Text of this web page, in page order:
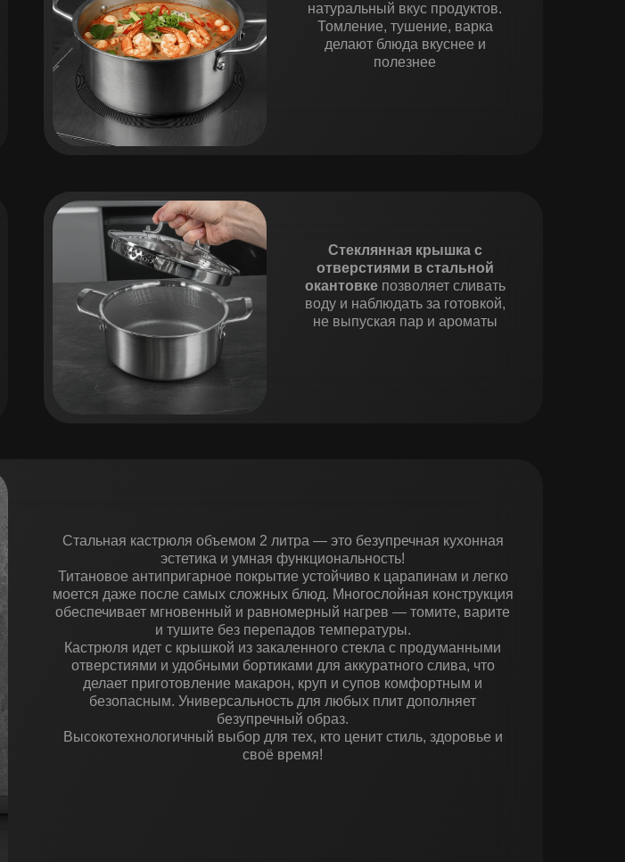
Стальная кастрюля объемом 2 литра — это безупречная кухонная
эстетика и умная функциональность!
Титановое антипригарное покрытие устойчиво к царапинам и легко
моется даже после самых сложных блюд. Многослойная конструкция
обеспечивает мгновенный и равномерный нагрев — томите, варите
и тушите без перепадов температуры.
Кастрюля идет с крышкой из закаленного стекла с продуманными
отверстиями и удобными бортиками для аккуратного слива, что
делает приготовление макарон, круп и супов комфортным и
безопасным. Универсальность для любых плит дополняет
безупречный образ.
Высокотехнологичный выбор для тех, кто ценит стиль, здоровье и
своё время!
Стеклянная крышка с
отверстиями в стальной
окантовке позволяет сливать
воду и наблюдать за готовкой,
не выпуская пар и ароматы
натуральный вкус продуктов.
Томление, тушение, варка
делают блюда вкуснее и
полезнее